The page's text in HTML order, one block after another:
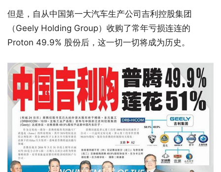
但是，自从中国第一大汽车生产公司吉利控股集团
（Geely Holding Group）收购了常年亏损连连的
Proton 49.9% 股份后，这一切一切将成为历史。